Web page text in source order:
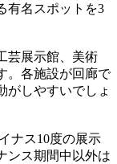
有名スポットを3
芸展示館、美術
。各施設が回廊で
がしやすいでしょ
ナス10度の展示
ンス期間中以外は